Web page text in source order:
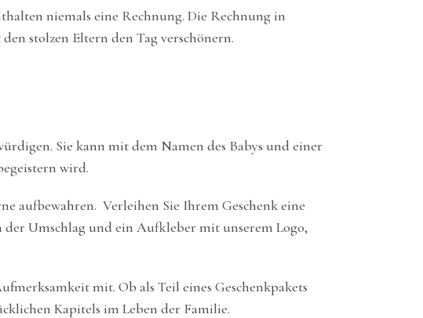
niemals eine Rechnung. Die Rechnung in
stolzen Eltern den Tag verschönern.
Sie kann mit dem Namen des Babys und einer
wird.
aufbewahren. Verleihen Sie Ihrem Geschenk eine
der Umschlag und ein Aufkleber mit unserem Logo,
mit. Ob als Teil eines Geschenkpakets
Kapitels im Leben der Familie.